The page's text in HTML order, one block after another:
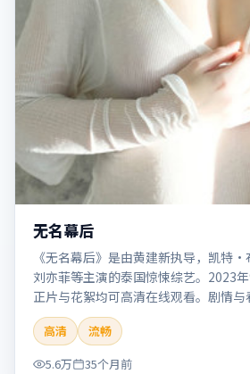
无名幕后
《无名幕后》是由黄建新执导，凯特·
刘亦菲等主演的泰国惊悚综艺。2023年
正片与花絮均可高清在线观看。剧情
强，节奏紧张，适合追求刺激观影体验
索「无名幕后」「黄建新」「惊悚」「
「2023-09-10上映」等关键词的影迷
高清
流畅
5.6万
35个月前